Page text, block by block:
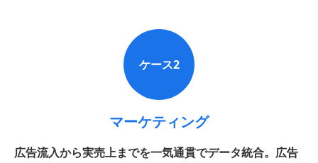
ケース2
マーケティング
広告流入から実売上までを一気通貫でデータ統合。広告